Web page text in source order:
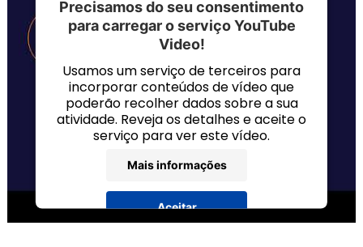
Precisamos do seu consentimento
para carregar o serviço YouTube
Video!
Usamos um serviço de terceiros para
incorporar conteúdos de vídeo que
poderão recolher dados sobre a sua
atividade. Reveja os detalhes e aceite o
serviço para ver este vídeo.
Mais informações
Aceitar